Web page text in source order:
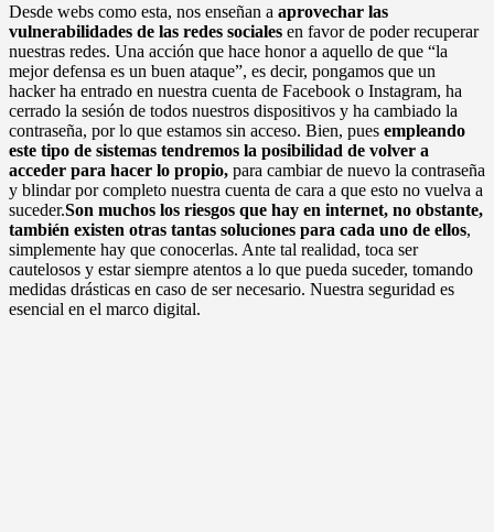
Desde webs como esta, nos enseñan a aprovechar las
vulnerabilidades de las redes sociales en favor de poder recuperar
nuestras redes. Una acción que hace honor a aquello de que “la
mejor defensa es un buen ataque”, es decir, pongamos que un
hacker ha entrado en nuestra cuenta de Facebook o Instagram, ha
cerrado la sesión de todos nuestros dispositivos y ha cambiado la
contraseña, por lo que estamos sin acceso. Bien, pues empleando
este tipo de sistemas tendremos la posibilidad de volver a
acceder para hacer lo propio, para cambiar de nuevo la contraseña
y blindar por completo nuestra cuenta de cara a que esto no vuelva a
suceder.Son muchos los riesgos que hay en internet, no obstante,
también existen otras tantas soluciones para cada uno de ellos,
simplemente hay que conocerlas. Ante tal realidad, toca ser
cautelosos y estar siempre atentos a lo que pueda suceder, tomando
medidas drásticas en caso de ser necesario. Nuestra seguridad es
esencial en el marco digital.